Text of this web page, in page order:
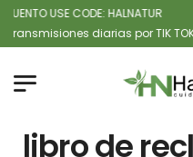
USE CODE: HALNATUR
diarias por TIK TOK
libro de